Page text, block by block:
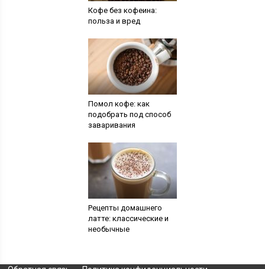
Кофе без кофеина:
польза и вред
Помол кофе: как
подобрать под способ
заваривания
Рецепты домашнего
латте: классические и
необычные